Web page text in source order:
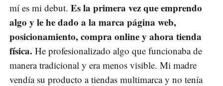
mí es mi debut. Es la primera vez que emprendo
algo y le he dado a la marca página web,
posicionamiento, compra online y ahora tienda
física. He profesionalizado algo que funcionaba de
manera tradicional y era menos visible. Mi madre
vendía su producto a tiendas multimarca y no tenía